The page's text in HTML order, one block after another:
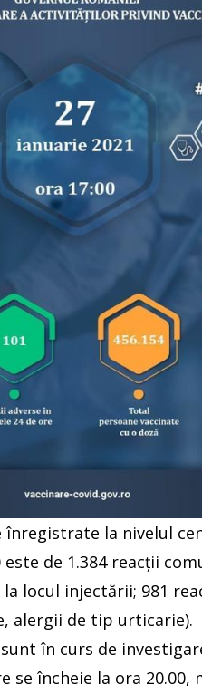
la nivelul
de 1.384 reacţii
locul injectării; 981
alergii de tip urticarie).
în curs de
se încheie la ora